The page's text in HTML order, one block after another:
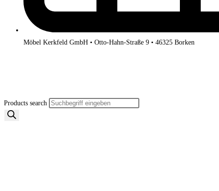
Möbel Kerkfeld GmbH • Otto-Hahn-Straße 9 • 46325 Borken
Products search